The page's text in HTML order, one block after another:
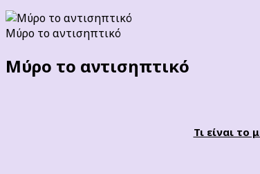
Μύρο το αντισηπτικό
Μύρο το αντισηπτικό
Τι είναι το